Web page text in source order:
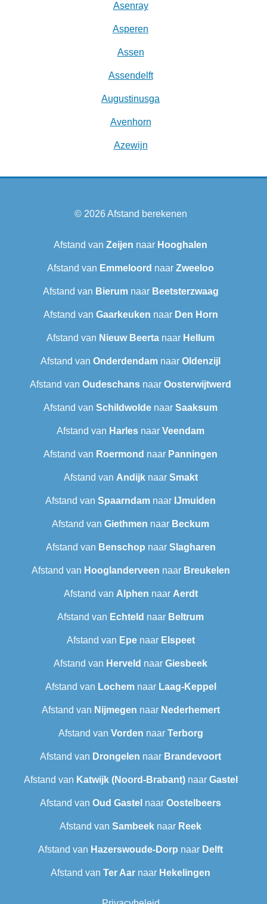
Asenray
Asperen
Assen
Assendelft
Augustinusga
Avenhorn
Azewijn
© 2026Afstand berekenen
Afstand van Zeijen naar Hooghalen
Afstand van Emmeloord naar Zweeloo
Afstand van Bierumnaar Beetsterzwaag
Afstand van Gaarkeuken naar Den Horn
Afstand van Nieuw Beerta naar Hellum
Afstand van Onderdendam naar Oldenzijl
Afstand van Oudeschans naar Oosterwijtwerd
Afstand van Schildwolde naar Saaksum
Afstand van Harles naar Veendam
Afstand van Roermond naar Panningen
Afstand van Andijknaar Smakt
Afstand van Spaarndam naar IJmuiden
Afstand van Giethmen naar Beckum
Afstand van Benschop naar Slagharen
Afstand van Hooglanderveen naar Breukelen
Afstand van Alphen naar Aerdt
Afstand van Echteld naar Beltrum
Afstand van Epenaar Elspeet
Afstand van Herveld naar Giesbeek
Afstand van Lochemnaar Laag-Keppel
Afstand van Nijmegen naar Nederhemert
Afstand van Vorden naar Terborg
Afstand van Drongelen naar Brandevoort
Afstand van Katwijk (Noord-Brabant)naar Gastel
Afstand van Oud Gastel naar Oostelbeers
Afstand van Sambeek naar Reek
Afstand van Hazerswoude-Dorp naar Delft
Afstand van Ter Aar naar Hekelingen